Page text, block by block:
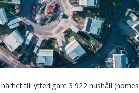
till ytterligare 3 922 hushåll (homes